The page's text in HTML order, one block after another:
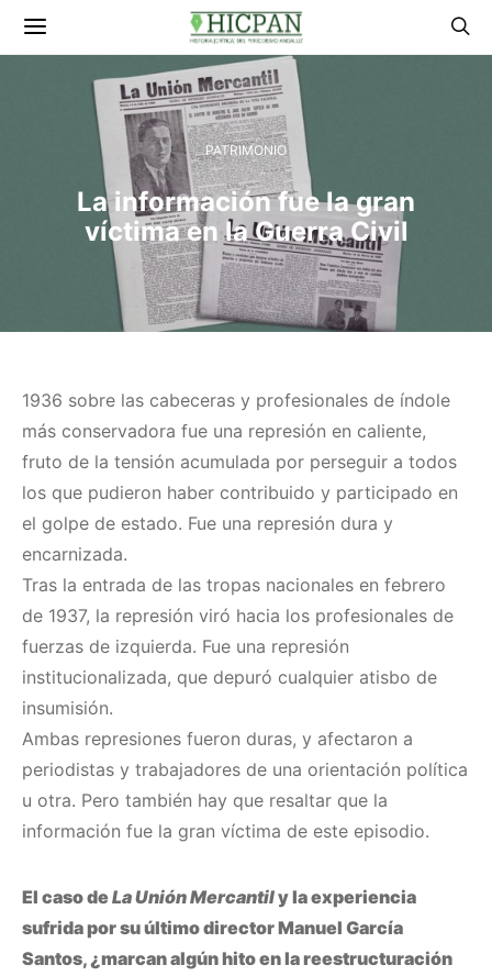
PATRIMONIO
La información fue la gran
víctima en la Guerra Civil
1936 sobre las cabeceras y profesionales de índole
más conservadora fue una represión en caliente,
fruto de la tensión acumulada por perseguir a todos
los que pudieron haber contribuido y participado en
el golpe de estado. Fue una represión dura y
encarnizada.
Tras la entrada de las tropas nacionales en febrero
de 1937, la represión viró hacia los profesionales de
fuerzas de izquierda. Fue una represión
institucionalizada, que depuró cualquier atisbo de
insumisión.
Ambas represiones fueron duras, y afectaron a
periodistas y trabajadores de una orientación política
u otra. Pero también hay que resaltar que la
información fue la gran víctima de este episodio.
El caso deLa Unión Mercantily la experiencia
sufrida por su último director Manuel García
Santos, ¿marcan algún hito en la reestructuración